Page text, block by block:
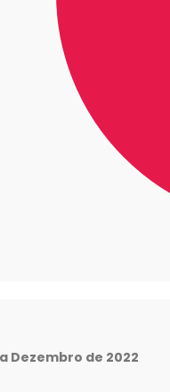
a Dezembro de 2022